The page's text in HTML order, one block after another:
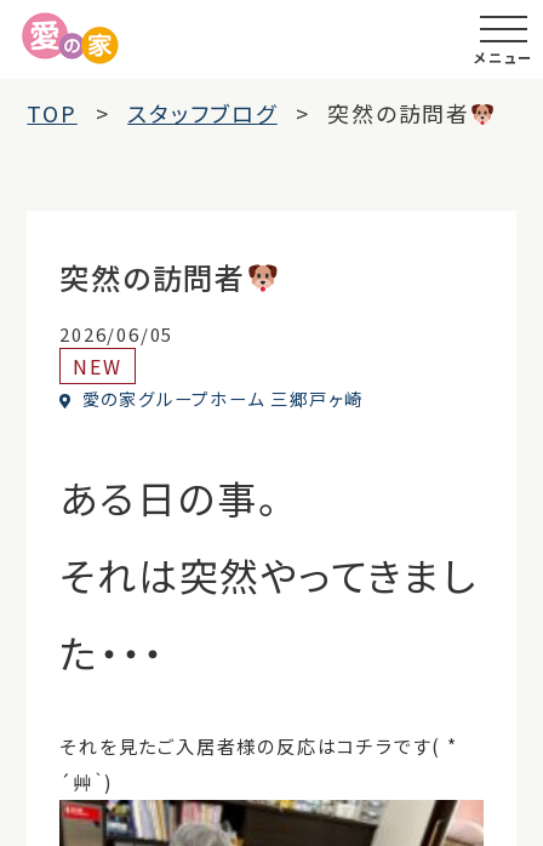
メニュー
TOP スタッフブログ 突然の訪問者
突然の訪問者
2026/06/05
NEW
愛の家グループホーム 三郷戸ヶ崎
ある日の事。
それは突然やってきまし
た・・・
それを見たご入居者様の反応はコチラです( *
´艸｀)